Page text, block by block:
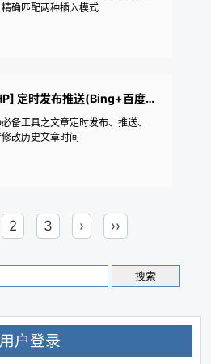
确匹配两种插入模式
[PHP] 定时发布推送(Bing+百度+神马)
备工具之文章定时发布、推送、
改历史文章时间
2 3 › ››
用户登录